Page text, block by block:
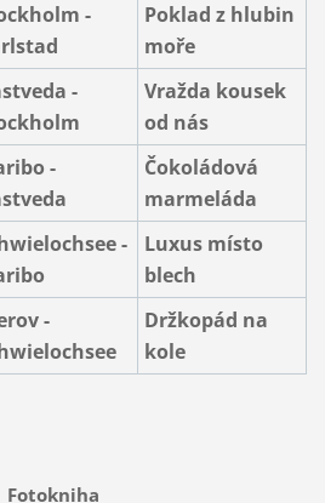
-
Poklad z hlubin
moře
-
Vražda kousek
od nás
-
Čokoládová
marmeláda
-
Luxus místo
blech
-
Držkopád na
kole
Fotokniha